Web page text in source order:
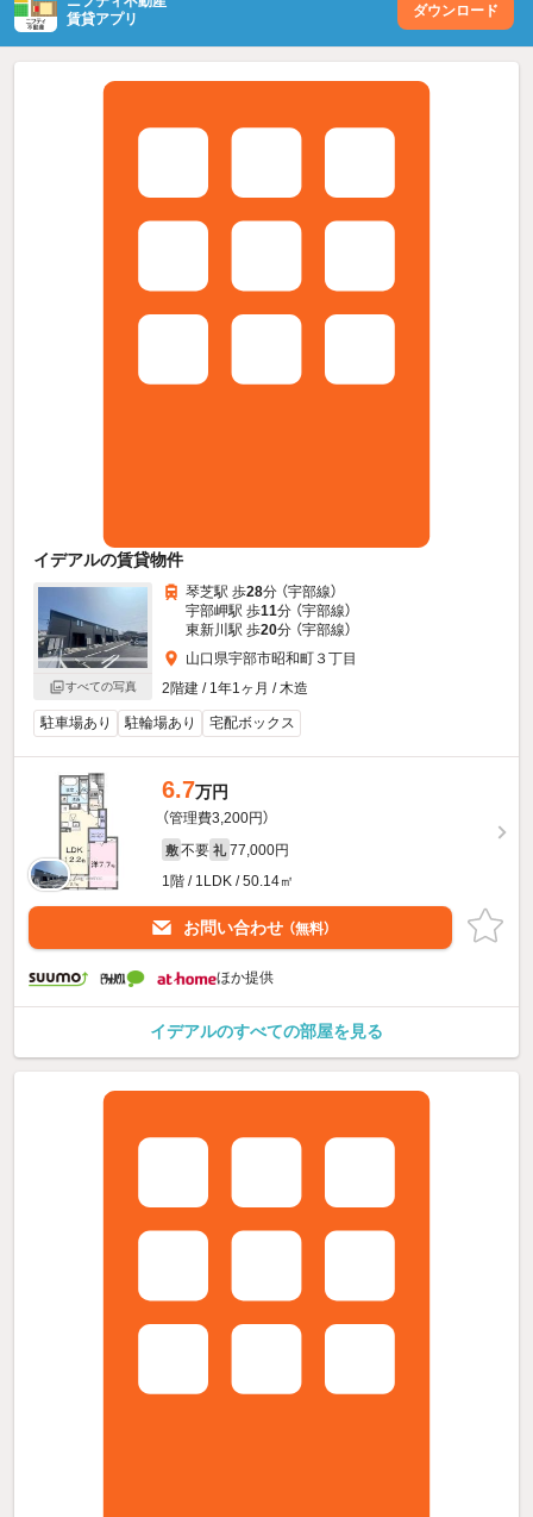
賃貸アプリ
ダウンロード
イデアルの賃貸物件
すべての写真
琴芝駅 歩28分 （宇部線）
宇部岬駅 歩11分 （宇部線）
東新川駅 歩20分 （宇部線）
山口県宇部市昭和町３丁目
2階建 / 1年1ヶ月 / 木造
駐車場あり 駐輪場あり 宅配ボックス
6.7万円
（管理費3,200円）
敷 不要 礼 77,000円
1階 / 1LDK / 50.14㎡
お問い合わせ （無料）
ほか提供
イデアルのすべての部屋を見る